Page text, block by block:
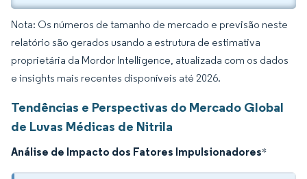
Nota: Os números de tamanho de mercado e previsão neste
relatório são gerados usando a estrutura de estimativa
proprietária da Mordor Intelligence, atualizada com os dados
e insights mais recentes disponíveis até 2026.
Tendências e Perspectivas do Mercado Global
de Luvas Médicas de Nitrila
Análise de Impacto dos Fatores Impulsionadores*